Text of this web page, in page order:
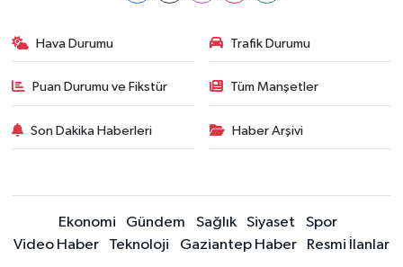
Hava Durumu Trafik Durumu
Puan Durumu ve Fikstür Tüm Manşetler
Son Dakika Haberleri Haber Arşivi
Ekonomi Gündem Sağlık Siyaset
Spor
Video Haber
Teknoloji Gaziantep Haber Resmi İlanlar